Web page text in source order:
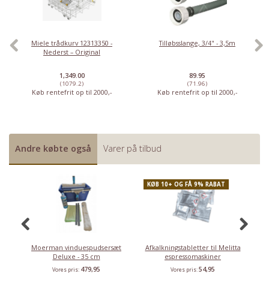
Miele trådkurv 12313350 -
Nederst – Original
1,349.00
(1079.2)
Køb rentefrit op til 2000,-
Tilløbsslange, 3/4" - 3,5m
89.95
(71.96)
Køb rentefrit op til 2000,-
Andre købte også Varer på tilbud
Moerman vinduespudsersæt
Deluxe - 35 cm
Vores pris: 479,95
KØB 10+ OG FÅ 9% RABAT
Afkalkningstabletter til Melitta
espressomaskiner
Vores pris:54,95